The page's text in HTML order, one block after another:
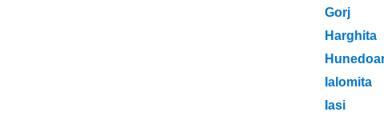
Gorj
Harghita
Ialomita
Iasi